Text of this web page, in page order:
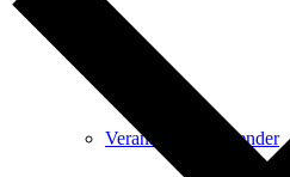
Veranstaltungskalender